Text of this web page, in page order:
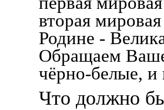
вторая
Родине -
Обращаем
чёрно-белые, и
Что должно